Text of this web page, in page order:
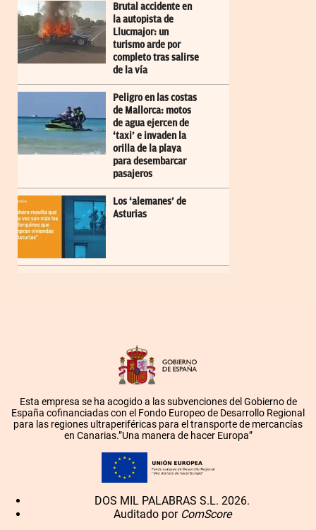
Brutal accidente en
la autopista de
Llucmajor: un
turismo arde por
completo tras salirse
de la vía
Peligro en las costas
de Mallorca: motos
de agua ejercen de
‘taxi’ e invaden la
orilla de la playa
para desembarcar
pasajeros
Los ‘alemanes’ de
Asturias
Esta empresa se ha acogido a las subvenciones del Gobierno de
España cofinanciadas con el Fondo Europeo de Desarrollo Regional
para las regiones ultraperiféricas para el transporte de mercancías
en Canarias.”Una manera de hacer Europa”
DOS MIL PALABRAS S.L. 2026.
Auditado por ComScore